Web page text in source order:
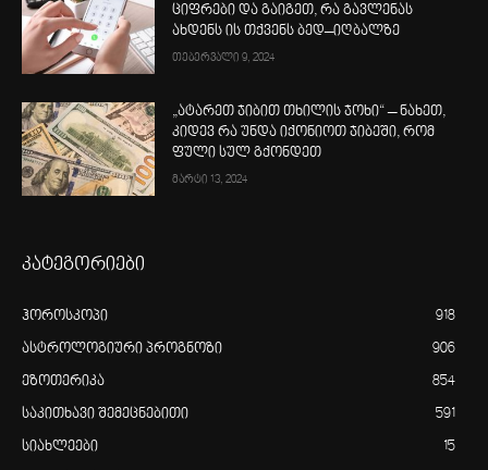
ციფრები და გაიგეთ, რა გავლენას
ახდენს ის თქვენს ბედ–იღბალზე
თებერვალი 9, 2024
„ატარეთ ჯიბით თხილის ჯოხი“ – ნახეთ,
კიდევ რა უნდა იქონიოთ ჯიბეში, რომ
ფული სულ გქონდეთ
მარტი 13, 2024
კატეგორიები
ჰოროსკოპი 918
ასტროლოგიური პროგნოზი 906
ეზოთერიკა 854
საკითხავი შემეცნებითი 591
სიახლეები 15